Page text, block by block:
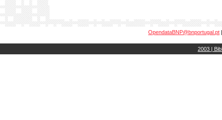
OpendataBNP@bnportugal.pt
2003 |